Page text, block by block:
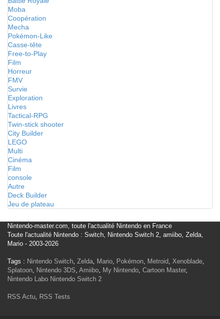
Moba
Coopération
Mecha
Pokémon-Like
Casse-tête
Free-to-Play
Film
Horreur
FMV
Survie
Exploration
Livres
Tactical-RPG
Twin-stick shooter
City Builder
LEGO
Multi
Cinéma
Film
console
Autre
Deck Builder
Jeu de plateau
Nintendo-master.com, toute l'actualité Nintendo en France
Toute l'actualité Nintendo : Switch, Nintendo Switch 2, amiibo, Zelda,
Mario - 2003-2026
Tags : Nintendo Switch, Zelda, Mario, Pokémon, Metroid, Xenoblade,
Splatoon, Nintendo 3DS, Amiibo, My Nintendo, Cartoon Master,
Nintendo Labo Nintendo Switch 2
RSS Actu, RSS Tests